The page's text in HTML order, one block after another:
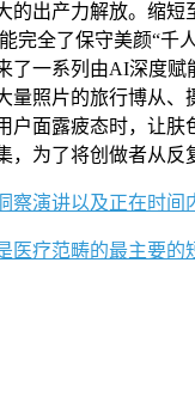
的出产力解放。缩
完全了保守美颜“
了一系列由AI深度
量照片的旅行博从
户面露疲态时，让
，为了将创做者从反
察演讲以及正在时间
医疗范畴的最主要的